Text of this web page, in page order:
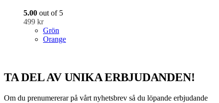
5.00 out of 5
499 kr
Grön
Orange
TA DEL AV UNIKA ERBJUDANDEN!
Om du prenumererar på vårt nyhetsbrev så du löpande erbjudande